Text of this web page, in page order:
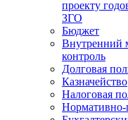
проекту
ЗГО
Бюджет
Внутренний
контроль
Долговая
Казначейство
Налоговая
Нормативно-